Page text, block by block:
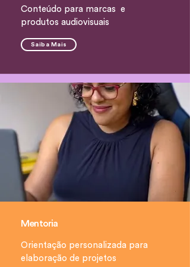
Conteúdo para marcas e
produtos audiovisuais
Saiba Mais
Mentoria
Orientação personalizada para
elaboração de projetos